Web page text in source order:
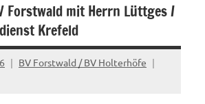
Forstwald mit Herrn Lüttges /
Krefeld
BV Forstwald / BV Holterhöfe